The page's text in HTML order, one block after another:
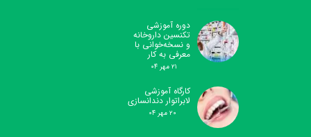
دوره آموزشی
تکنسین داروخانه
و نسخه‌خوانی با
معرفی به کار
۲۱ مهر ۰۴
کارگاه آموزشی
لابراتوار دندانسازی
۲۰ مهر ۰۴